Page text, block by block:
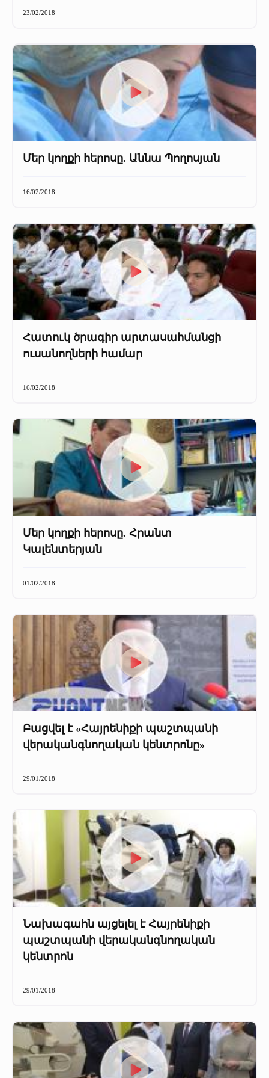
Մամուլը մեր մասին (2023-2024 թթ)
23/02/2018
Մեր կողքի հերոսը. Աննա Պողոսյան
16/02/2018
Հատուկ ծրագիր արտասահմանցի
ուսանողների համար
16/02/2018
Մեր կողքի հերոսը. Հրանտ
Կալենտերյան
01/02/2018
Բացվել է «Հայրենիքի պաշտպանի
վերականգնողական կենտրոնը»
29/01/2018
Նախագահն այցելել է Հայրենիքի
պաշտպանի վերականգնողական
կենտրոն
29/01/2018